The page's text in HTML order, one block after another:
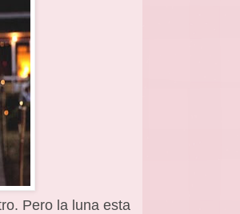
Pero la luna esta